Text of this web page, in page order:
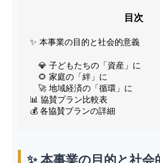
目次
✨ 本事業の目的と社会的意義
💎 子どもたちの「資産」に
🌻 家庭の「絆」に
🚀 地域経済の「循環」に
📊 協賛プラン比較表
💰 各協賛プランの詳細
✨ 本事業の目的と社会